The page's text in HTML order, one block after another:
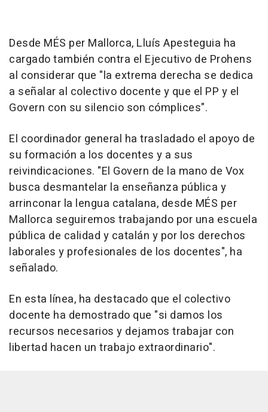
Desde MÉS per Mallorca, Lluís Apesteguia ha
cargado también contra el Ejecutivo de Prohens
al considerar que "la extrema derecha se dedica
a señalar al colectivo docente y que el PP y el
Govern con su silencio son cómplices".
El coordinador general ha trasladado el apoyo de
su formación a los docentes y a sus
reivindicaciones. "El Govern de la mano de Vox
busca desmantelar la enseñanza pública y
arrinconar la lengua catalana, desde MÉS per
Mallorca seguiremos trabajando por una escuela
pública de calidad y catalán y por los derechos
laborales y profesionales de los docentes", ha
señalado.
En esta línea, ha destacado que el colectivo
docente ha demostrado que "si damos los
recursos necesarios y dejamos trabajar con
libertad hacen un trabajo extraordinario".